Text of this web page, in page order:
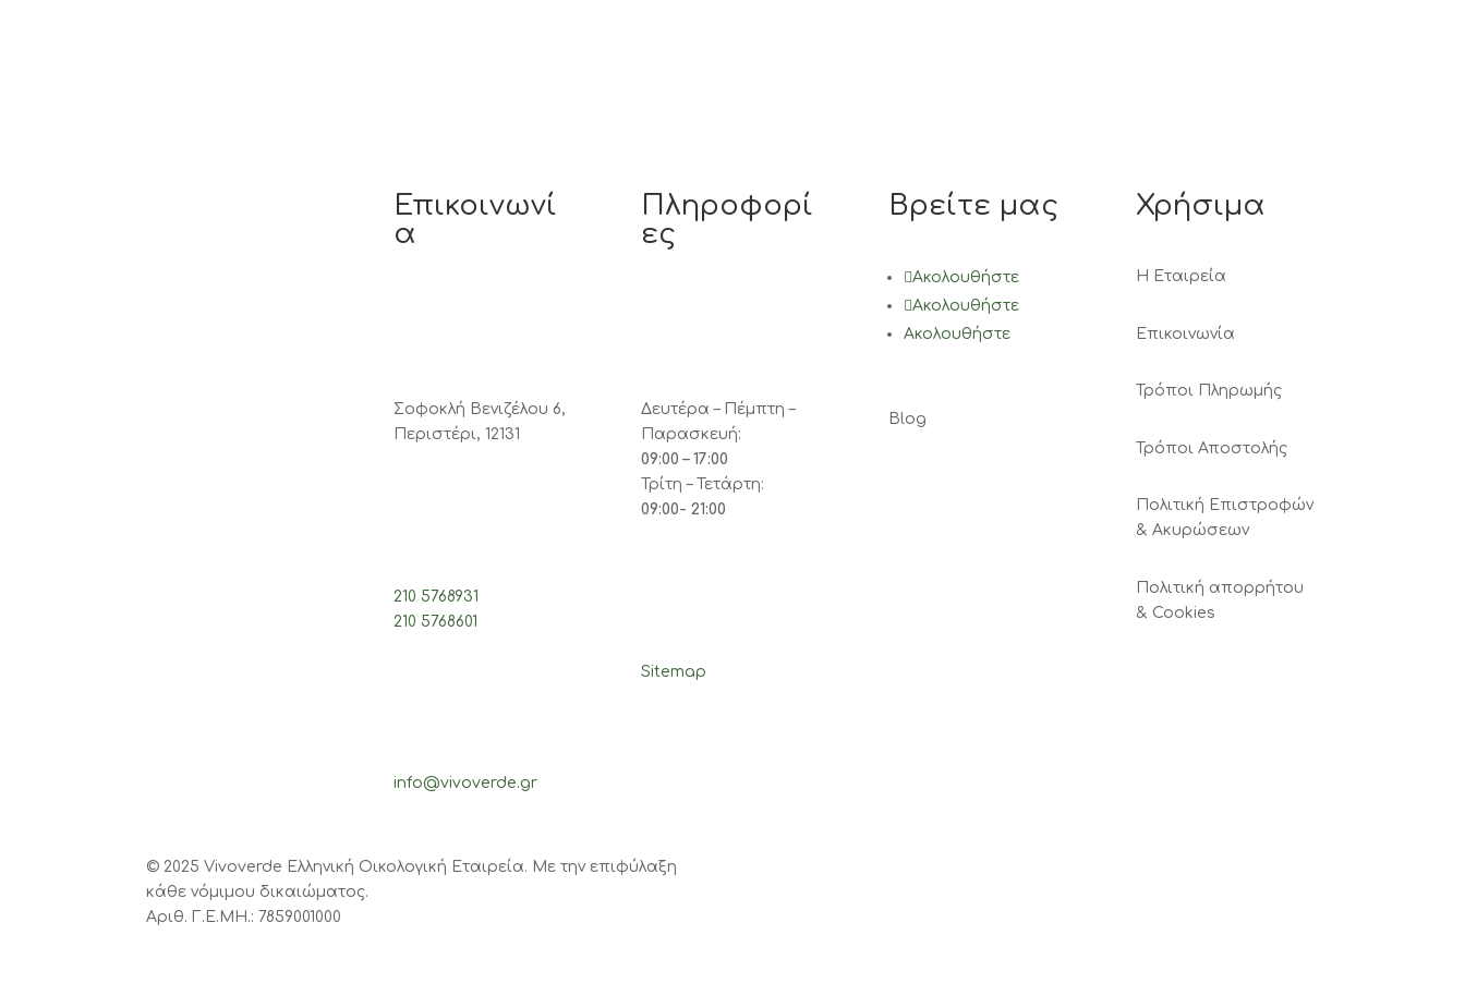
Επικοινωνί
α
Σοφοκλή Βενιζέλου 6,
Περιστέρι, 12131
210 5768931
210 5768601
info@vivoverde.gr
Πληροφορί
ες
Δευτέρα – Πέμπτη –
Παρασκευή:
09:00 – 17:00
Τρίτη – Τετάρτη:
09:00- 21:00
Sitemap
Βρείτε μας
Ακολουθήστε
Ακολουθήστε
Ακολουθήστε
Blog
Χρήσιμα
Η Εταιρεία
Επικοινωνία
Τρόποι Πληρωμής
Τρόποι Αποστολής
Πολιτική Επιστροφών
& Ακυρώσεων
Πολιτική απορρήτου
& Cookies
© 2025 Vivoverde Ελληνική Οικολογική Εταιρεία. Με την επιφύλαξη
κάθε νόμιμου δικαιώματος.
Αριθ. Γ.Ε.ΜΗ.: 7859001000